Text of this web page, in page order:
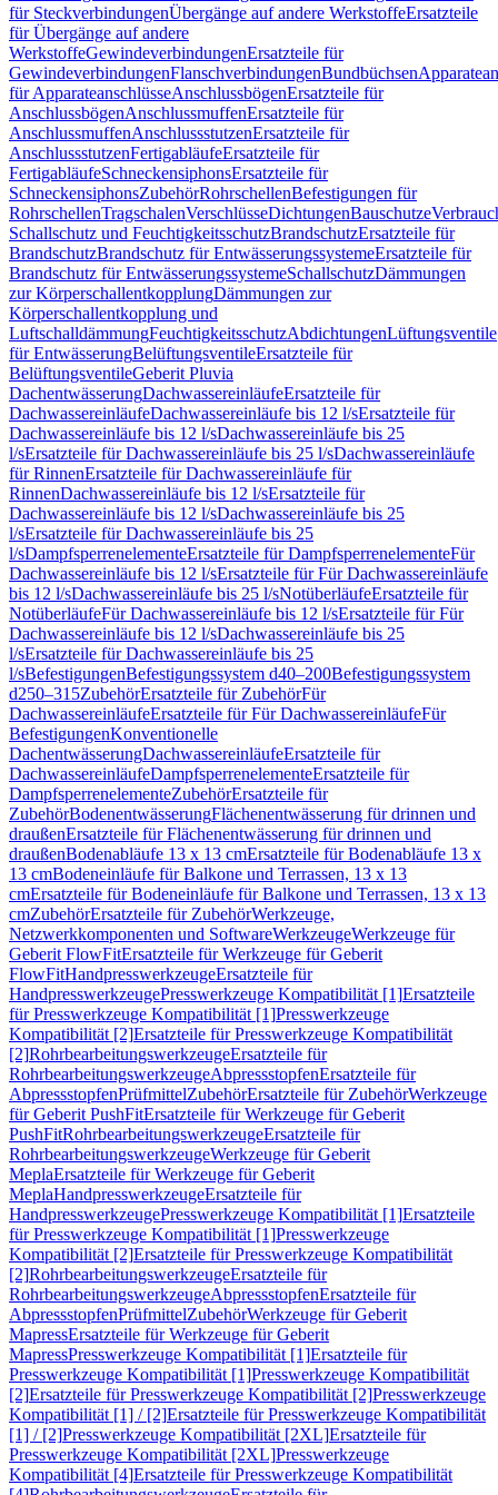
für SteckverbindungenÜbergänge auf andere WerkstoffeErsatzteile
für Übergänge auf andere
WerkstoffeGewindeverbindungenErsatzteile für
GewindeverbindungenFlanschverbindungenBundbüchsen
für ApparateanschlüsseAnschlussbögenErsatzteile für
AnschlussbögenAnschlussmuffenErsatzteile für
AnschlussmuffenAnschlussstutzenErsatzteile für
AnschlussstutzenFertigabläufeErsatzteile für
FertigabläufeSchneckensiphonsErsatzteile für
SchneckensiphonsZubehörRohrschellenBefestigungen für
RohrschellenTragschalenVerschlüsseDichtungenBauschutze
Schallschutz und FeuchtigkeitsschutzBrandschutzErsatzteile für
BrandschutzBrandschutz für EntwässerungssystemeErsatzteile für
Brandschutz für EntwässerungssystemeSchallschutzDämmungen
zur KörperschallentkopplungDämmungen zur
Körperschallentkopplung und
LuftschalldämmungFeuchtigkeitsschutzAbdichtungenLüftungsventile
für EntwässerungBelüftungsventileErsatzteile für
BelüftungsventileGeberit Pluvia
DachentwässerungDachwassereinläufeErsatzteile für
DachwassereinläufeDachwassereinläufe bis 12 l/sErsatzteile für
Dachwassereinläufe bis 12 l/sDachwassereinläufe bis 25
l/sErsatzteile für Dachwassereinläufe bis 25 l/sDachwassereinläufe
für RinnenErsatzteile für Dachwassereinläufe für
RinnenDachwassereinläufe bis 12 l/sErsatzteile für
Dachwassereinläufe bis 12 l/sDachwassereinläufe bis 25
l/sErsatzteile für Dachwassereinläufe bis 25
l/sDampfsperrenelementeErsatzteile für DampfsperrenelementeFür
Dachwassereinläufe bis 12 l/sErsatzteile für Für Dachwassereinläufe
bis 12 l/sDachwassereinläufe bis 25 l/sNotüberläufeErsatzteile für
NotüberläufeFür Dachwassereinläufe bis 12 l/sErsatzteile für Für
Dachwassereinläufe bis 12 l/sDachwassereinläufe bis 25
l/sErsatzteile für Dachwassereinläufe bis 25
l/sBefestigungenBefestigungssystem d40–200Befestigungssystem
d250–315ZubehörErsatzteile für ZubehörFür
DachwassereinläufeErsatzteile für Für DachwassereinläufeFür
BefestigungenKonventionelle
DachentwässerungDachwassereinläufeErsatzteile für
DachwassereinläufeDampfsperrenelementeErsatzteile für
DampfsperrenelementeZubehörErsatzteile für
ZubehörBodenentwässerungFlächenentwässerung für drinnen und
draußenErsatzteile für Flächenentwässerung für drinnen und
draußenBodenabläufe 13 x 13 cmErsatzteile für Bodenabläufe 13 x
13 cmBodeneinläufe für Balkone und Terrassen, 13 x 13
cmErsatzteile für Bodeneinläufe für Balkone und Terrassen, 13 x 13
cmZubehörErsatzteile für ZubehörWerkzeuge,
Netzwerkkomponenten und SoftwareWerkzeugeWerkzeuge für
Geberit FlowFitErsatzteile für Werkzeuge für Geberit
FlowFitHandpresswerkzeugeErsatzteile für
HandpresswerkzeugePresswerkzeuge Kompatibilität [1]Ersatzteile
für Presswerkzeuge Kompatibilität [1]Presswerkzeuge
Kompatibilität [2]Ersatzteile für Presswerkzeuge Kompatibilität
[2]RohrbearbeitungswerkzeugeErsatzteile für
RohrbearbeitungswerkzeugeAbpressstopfenErsatzteile für
AbpressstopfenPrüfmittelZubehörErsatzteile für ZubehörWerkzeuge
für Geberit PushFitErsatzteile für Werkzeuge für Geberit
PushFitRohrbearbeitungswerkzeugeErsatzteile für
RohrbearbeitungswerkzeugeWerkzeuge für Geberit
MeplaErsatzteile für Werkzeuge für Geberit
MeplaHandpresswerkzeugeErsatzteile für
HandpresswerkzeugePresswerkzeuge Kompatibilität [1]Ersatzteile
für Presswerkzeuge Kompatibilität [1]Presswerkzeuge
Kompatibilität [2]Ersatzteile für Presswerkzeuge Kompatibilität
[2]RohrbearbeitungswerkzeugeErsatzteile für
RohrbearbeitungswerkzeugeAbpressstopfenErsatzteile für
AbpressstopfenPrüfmittelZubehörWerkzeuge für Geberit
MapressErsatzteile für Werkzeuge für Geberit
MapressPresswerkzeuge Kompatibilität [1]Ersatzteile für
Presswerkzeuge Kompatibilität [1]Presswerkzeuge Kompatibilität
[2]Ersatzteile für Presswerkzeuge Kompatibilität [2]Presswerkzeuge
Kompatibilität [1] / [2]Ersatzteile für Presswerkzeuge Kompatibilität
[1] / [2]Presswerkzeuge Kompatibilität [2XL]Ersatzteile für
Presswerkzeuge Kompatibilität [2XL]Presswerkzeuge
Kompatibilität [4]Ersatzteile für Presswerkzeuge Kompatibilität